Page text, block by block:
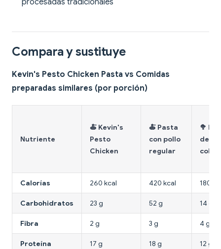
procesadas tradicionales
Compara y sustituye
Kevin's Pesto Chicken Pasta vs Comidas
preparadas similares (por porción)
Nutriente
🍝 Kevin's
Pesto
Chicken
🍝 Pasta
con pollo
regular
🥦 Bol
de
Calorías 260 kcal 420 kcal 180
Carbohidratos 23 g 52 g 14 g
Fibra 2 g 3 g 4 g
Proteína 17 g 18 g 12 g